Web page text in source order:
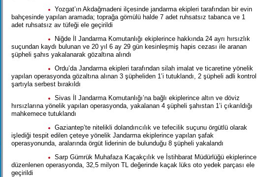
Yozgat’ın Akdağmadeni ilçesinde jandarma ekipleri tarafından bir evin
bahçesinde yapılan aramada; toprağa gömülü halde 7 adet ruhsatsız tabanca ve 1
adet ruhsatsız av tüfeği ele geçirildi
Niğde İl Jandarma Komutanlığı ekiplerince hakkında 24 ayrı hırsızlık
suçundan kaydı bulunan ve 20 yıl 6 ay 29 gün kesinleşmiş hapis cezası ile aranan
şüpheli şahıs yakalanarak gözaltına alındı
Ordu’da Jandarma ekipleri tarafından silah imalat ve ticaretine yönelik
yapılan operasyonda gözaltına alınan 3 şüpheliden 1’i tutuklandı, 2 şüpheli adli kontrol
şartıyla serbest bırakıldı
Sivas İl Jandarma Komutanlığı’na bağlı ekiplerince altın ve döviz
hırsızlarına yönelik yapılan operasyonda, yakalanan 4 şüpheli şahıstan 1’i çıkarıldığı
mahkemece tutuklandı
Gaziantep’te nitelikli dolandırıcılık ve tefecilik suçunu örgütlü olarak
işlediği tespit edilen çeteye yönelik Jandarma ekiplerince yapılan şafak
operasyonunda, aralarında örgüt liderinin de bulunduğu 8 şüpheli yakalandı
Sarp Gümrük Muhafaza Kaçakçılık ve İstihbarat Müdürlüğü ekiplerince
düzenlenen operasyonda, 32,5 milyon TL değerinde kaçak lüks oto yedek parçası ele
geçirildi